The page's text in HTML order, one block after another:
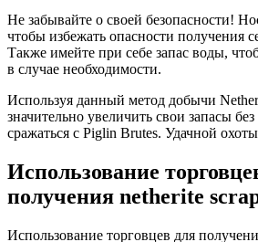
Не забывайте о своей безопасности!
чтобы избежать опасности получения
Также имейте при себе запас воды,
в случае необходимости.
Используя данный метод добычи
значительно увеличить свои запасы
сражаться с Piglin Brutes. Удачной
Использование
получения netherite
Использование торговцев для